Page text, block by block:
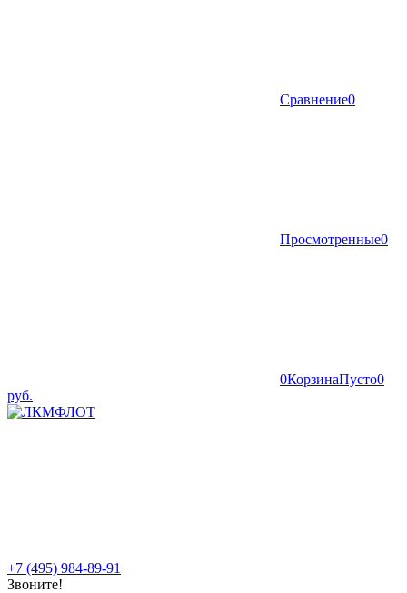
Сравнение0
Просмотренные0
0КорзинаПусто0
руб.
+7 (495) 984-89-91
Звоните!